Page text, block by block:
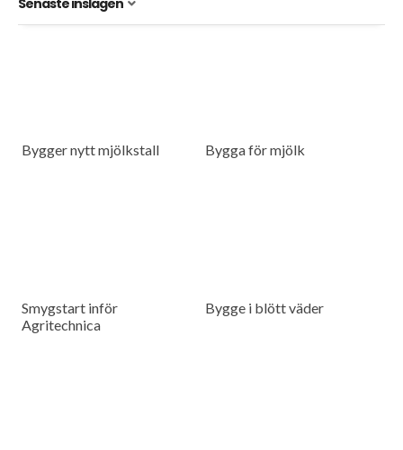
Senaste inslagen
Bygger nytt mjölkstall Bygga för mjölk
Smygstart inför
Agritechnica
Bygge i blött väder